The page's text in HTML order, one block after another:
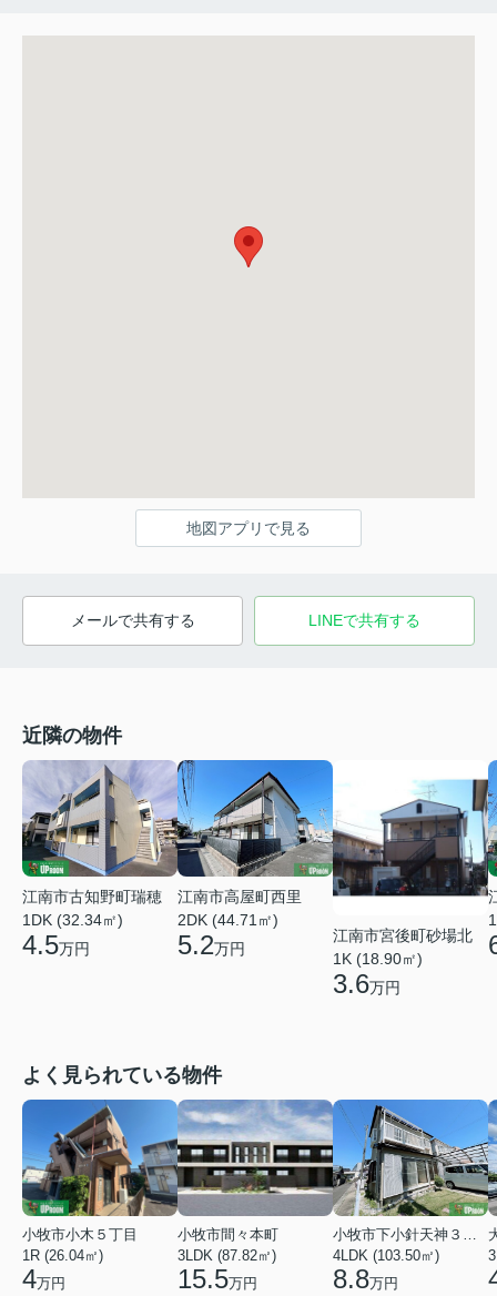
地図アプリで見る
メールで共有する LINEで共有する
近隣の物件
江南市古知野町瑞穂
1DK (32.34㎡)
4.5万円
江南市高屋町西里
2DK (44.71㎡)
5.2万円
江南市宮後町砂場北
1K (18.90㎡)
3.6万円
よく見られている物件
小牧市小木５丁目
1R (26.04㎡)
4万円
小牧市間々本町
3LDK (87.82㎡)
15.5万円
小牧市下小針天神３丁目
4LDK (103.50㎡)
8.8万円